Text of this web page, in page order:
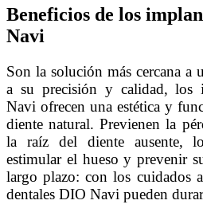
Beneficios de los
Navi
Son la solución más cercana a
a su precisión y calidad, los
Navi ofrecen una estética y
diente natural. Previenen la
la raíz del diente ausente,
estimular el hueso y prevenir
largo plazo: con los cuidados
dentales DIO Navi pueden